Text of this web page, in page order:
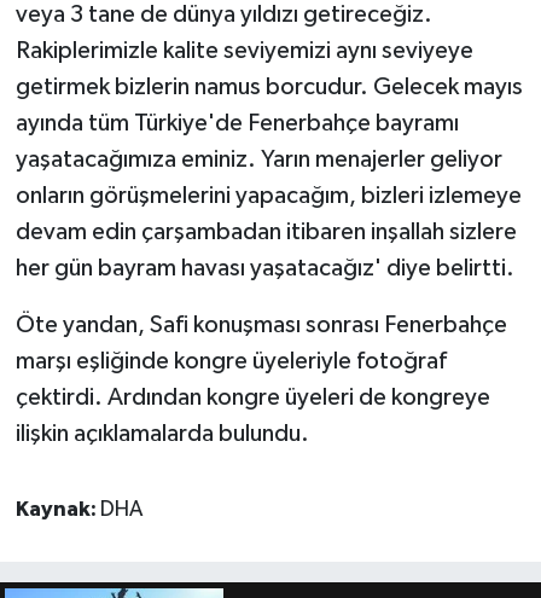
veya 3 tane de dünya yıldızı getireceğiz.
Rakiplerimizle kalite seviyemizi aynı seviyeye
getirmek bizlerin namus borcudur. Gelecek mayıs
ayında tüm Türkiye'de Fenerbahçe bayramı
yaşatacağımıza eminiz. Yarın menajerler geliyor
onların görüşmelerini yapacağım, bizleri izlemeye
devam edin çarşambadan itibaren inşallah sizlere
her gün bayram havası yaşatacağız' diye belirtti.
Öte yandan, Safi konuşması sonrası Fenerbahçe
marşı eşliğinde kongre üyeleriyle fotoğraf
çektirdi. Ardından kongre üyeleri de kongreye
ilişkin açıklamalarda bulundu.
Kaynak: DHA